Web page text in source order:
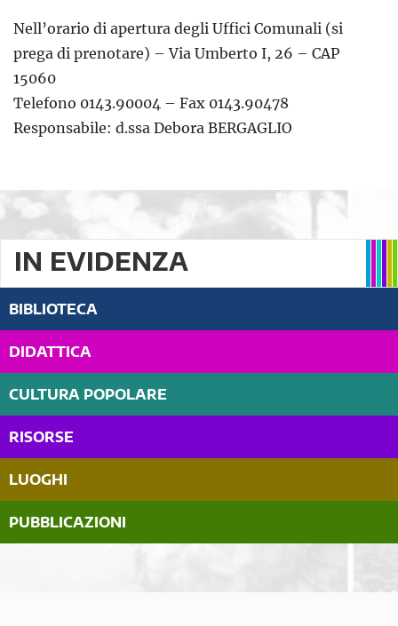
Nell’orario di apertura degli Uffici Comunali (si
prega di prenotare) – Via Umberto I, 26 – CAP
15060
Telefono 0143.90004 – Fax 0143.90478
Responsabile: d.ssa Debora BERGAGLIO
IN EVIDENZA
BIBLIOTECA
DIDATTICA
CULTURA POPOLARE
RISORSE
LUOGHI
PUBBLICAZIONI